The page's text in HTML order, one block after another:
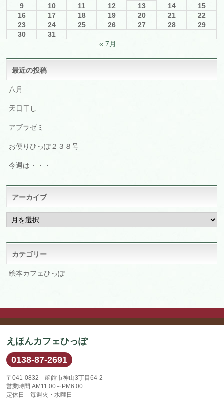
9
10 11 12 13 14
15
16
17 18 19 20 21
22
23
24 25 26 27 28
29
30
31
« 7月
最近の投稿
八月
天日干し
アブラゼミ
お便りひっぽ２３８号
今週は・・・
アーカイブ
ア
ー
カ
カテゴリー
絵本カフェひっぽ
えほんカフェひっぽ
0138-87-2691
〒041-0832 函館市神山3丁目64-2
営業時間 AM11:00～PM6:00
定休日 毎週火・水曜日